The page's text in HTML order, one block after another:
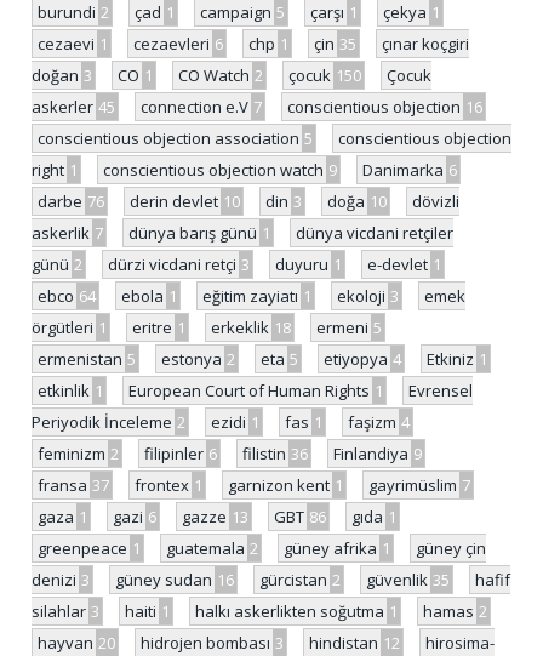
burundi 2 çad 1 campaign 5 çarşı 1 çekya 1
cezaevi 1 cezaevleri 6 chp 1 çin 35
çınar koçgiri
doğan 3 CO 1 CO Watch 2 çocuk 150
Çocuk
askerler 45 connection e.V 7 conscientious objection 16
conscientious objection association 5
conscientious objection
right 1 conscientious objection watch 9 Danimarka 6
darbe 76 derin devlet 10 din 3 doğa 10
dövizli
askerlik 7 dünya barış günü 1
dünya vicdani retçiler
günü 2 dürzi vicdani retçi 3 duyuru 1 e-devlet 1
ebco 64 ebola 1 eğitim zayiatı 1 ekoloji 3
emek
örgütleri 1 eritre 1 erkeklik 18 ermeni 5
ermenistan 5 estonya 2 eta 5 etiyopya 4 Etkiniz 1
etkinlik 1 European Court of Human Rights 1
Evrensel
Periyodik İnceleme 2 ezidi 1 fas 1 faşizm 4
feminizm 2 filipinler 6 filistin 36 Finlandiya 9
fransa 37 frontex 1 garnizon kent 1 gayrimüslim 7
gaza 1 gazi 6 gazze 13 GBT 86 gıda 1
greenpeace 1 guatemala 2 güney afrika 1
güney çin
denizi 3 güney sudan 16 gürcistan 2 güvenlik 35
hafif
silahlar 3 haiti 1 halkı askerlikten soğutma 1 hamas 2
hayvan 20 hidrojen bombası 3 hindistan 12
hirosima-